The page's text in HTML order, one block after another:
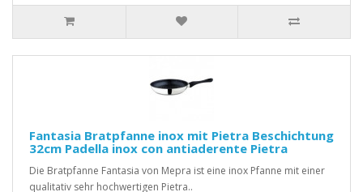
Fantasia Bratpfanne inox mit Pietra Beschichtung
32cm Padella inox con antiaderente Pietra
Die Bratpfanne Fantasia von Mepra ist eine inox Pfanne mit einer
qualitativ sehr hochwertigen Pietra..